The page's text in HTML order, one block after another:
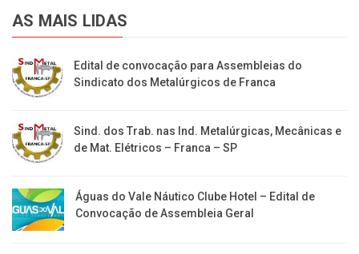
AS MAIS LIDAS
Edital de convocação para Assembleias do
Sindicato dos Metalúrgicos de Franca
Sind. dos Trab. nas Ind. Metalúrgicas, Mecânicas e
de Mat. Elétricos – Franca – SP
Águas do Vale Náutico Clube Hotel – Edital de
Convocação de Assembleia Geral